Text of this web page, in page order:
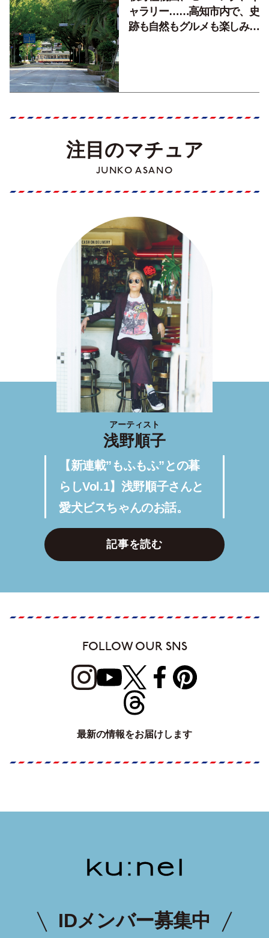
ャラリー……高知市内で、史
跡も自然もグルメも楽しみ尽
注目のマチュア
JUNKO ASANO
アーティスト
浅野順子
【新連載”もふもふ”との暮
らしVol.1】浅野順子さんと
愛犬ビスちゃんのお話。
記事を読む
FOLLOW OUR SNS
最新の情報をお届けします
IDメンバー募集中